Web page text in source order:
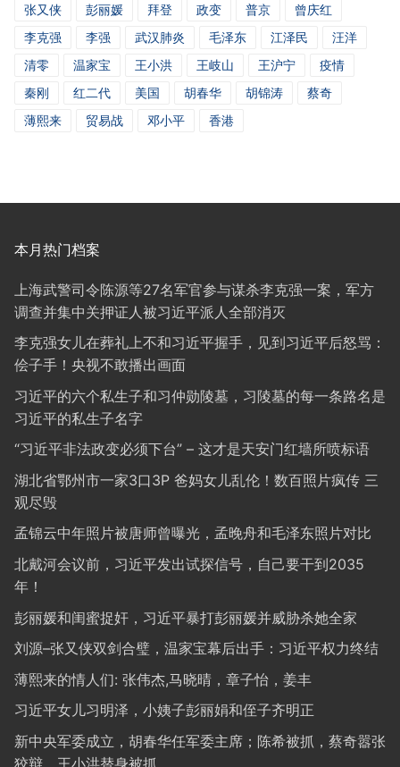
张又侠
彭丽媛 拜登 政变 普京
曾庆红
李克强
李强 武汉肺炎 毛泽东 江泽民
汪洋
清零
温家宝 王小洪 王岐山 王沪宁
疫情
秦刚
红二代 美国 胡春华 胡锦涛
蔡奇
薄熙来
贸易战 邓小平 香港
本月热门档案
上海武警司令陈源等27名军官参与谋杀李克强一案，军方
调查并集中关押证人被习近平派人全部消灭
李克强女儿在葬礼上不和习近平握手，见到习近平后怒骂：
侩子手！央视不敢播出画面
习近平的六个私生子和习仲勋陵墓，习陵墓的每一条路名是
习近平的私生子名字
“习近平非法政变必须下台” – 这才是天安门红墙所喷标语
湖北省鄂州市一家3口3P 爸妈女儿乱伦！数百照片疯传 三
观尽毁
孟锦云中年照片被唐师曾曝光，孟晚舟和毛泽东照片对比
北戴河会议前，习近平发出试探信号，自己要干到2035
年！
彭丽媛和闺蜜捉奸，习近平暴打彭丽媛并威胁杀她全家
刘源–张又侠双剑合璧，温家宝幕后出手：习近平权力终结
薄熙来的情人们: 张伟杰,马晓晴，章子怡，姜丰
习近平女儿习明泽，小姨子彭丽娟和侄子齐明正
新中央军委成立，胡春华任军委主席；陈希被抓，蔡奇嚣张